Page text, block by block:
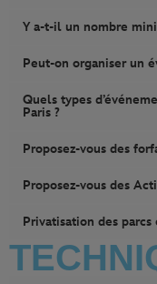
Y a‑t‑il un nombre
Peut-on organiser un
Quels types
Paris ?
Proposez-vous des
Proposez-vous des
Privatisation des